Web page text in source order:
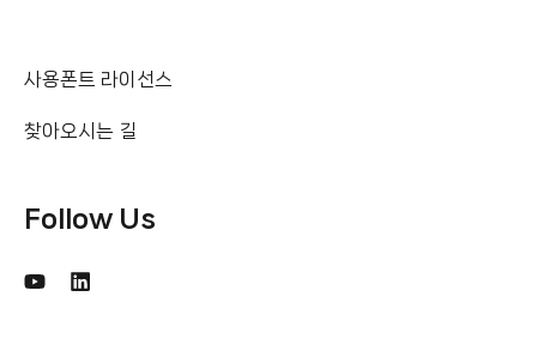
사용폰트 라이선스
찾아오시는 길
Follow Us